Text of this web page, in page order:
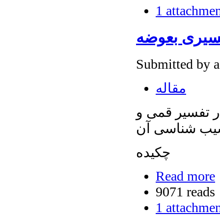
1
بعوضه
Submitted by
مقاله
تفسیر قمی و
شناسی آن
چکیده
Read more
9071 reads
1